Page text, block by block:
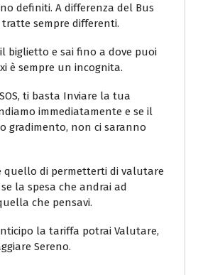
definiti. A differenza del Bus
sempre differenti.
biglietto e sai fino a dove puoi
è sempre un incognita.
ti basta Inviare la tua
immediatamente e se il
gradimento, non ci saranno
quello di permetterti di valutare
la spesa che andrai ad
che pensavi.
la tariffa potrai Valutare,
Sereno.